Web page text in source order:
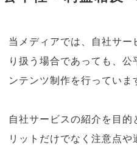
当メディアでは、自社サー
り扱う場合であっても、公
ンテンツ制作を行っていま
自社サービスの紹介を目的
リットだけでなく注意点